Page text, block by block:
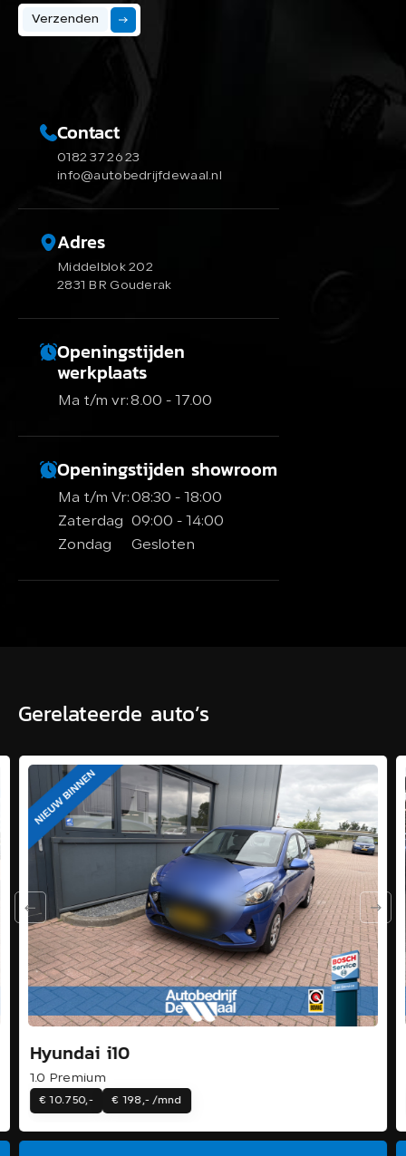
Verzenden
Contact
0182 37 26 23
info@autobedrijfdewaal.nl
Adres
Middelblok 202
2831 BR Gouderak
Openingstijden
werkplaats
Ma t/m vr:8.00 - 17.00
Openingstijden showroom
Ma t/m Vr:08:30 - 18:00
Zaterdag
09:00 - 14:00
Zondag
Gesloten
Gerelateerde auto’s
Hyundai i10
1.0 Premium
€ 10.750,- € 198,- /mnd